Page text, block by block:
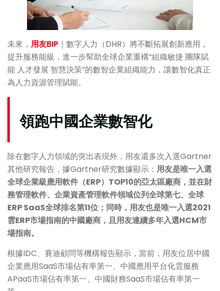
未來， 用友BIP ｜數字人力（DHR）將不斷拓展創新應用，
提升服務能級，進一步幫助全球企業重構“組織敏捷 團隊賦
能 人才發展 智慧決策”的數智企業組織能力，讓數智化真正
為人力資源管理賦能。
領跑中國企業數智化
除在數字人力領域的突出表現外，用友還多次入選Gartner
其他研究報告，據Gartner研究數據顯示： 用友是唯一入選
全球企業級應用軟件（ERP）TOP10的亞太區廠商，並在財
務管理軟件、企業資產管理軟件領域位列全球第七、全球
ERP SaaS全球排名第11位；同時，用友也是唯一入選2021
雲ERP市場指南的中國廠商，且用友連續多年入選HCM市
場指南。
根據IDC、賽迪顧問等機構報告顯示，當前，用友位居中國
企業應用SaaS市場佔有率第一、中國應用平台化雲服務
APaaS市場佔有率第一、中國財務SaaS市場佔有率第一